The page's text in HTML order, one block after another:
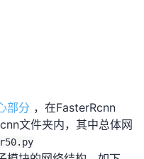
部分 ，在FasterRcnn
文件夹内，其中总体网